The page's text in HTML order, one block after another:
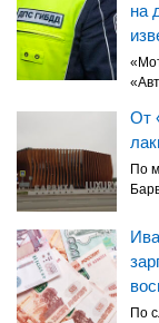
на
От
По
По